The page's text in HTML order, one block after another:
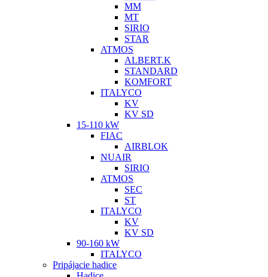
MM
MT
SIRIO
STAR
ATMOS
ALBERT.K
STANDARD
KOMFORT
ITALYCO
KV
KV SD
15-110 kW
FIAC
AIRBLOK
NUAIR
SIRIO
ATMOS
SEC
ST
ITALYCO
KV
KV SD
90-160 kW
ITALYCO
Pripájacie hadice